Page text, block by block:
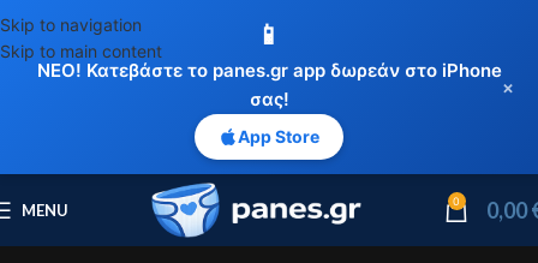
📱
ΝΕΟ! Κατεβάστε το panes.gr app δωρεάν στο iPhone
σας!
App Store
×
Skip to navigation
Skip to main content
MENU 0 0,00